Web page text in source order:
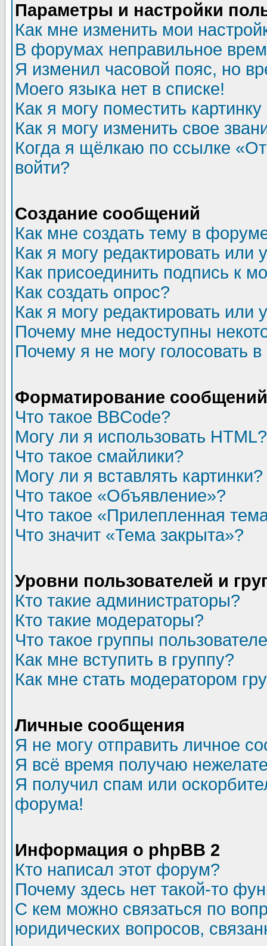
Параметры и настройки
Как мне изменить мои
В форумах неправильное
Я изменил часовой пояс, но
Моего языка нет в списке!
Как я могу поместить
Как я могу изменить свое
Когда я щёлкаю по ссылке
войти?
Создание сообщений
Как мне создать тему в
Как я могу редактировать или
Как присоединить подпись к
Как создать опрос?
Как я могу редактировать или
Почему мне недоступны
Почему я не могу голосовать
Форматирование
Что такое BBCode?
Могу ли я использовать HTML?
Что такое смайлики?
Могу ли я вставлять картинки?
Что такое «Объявление»?
Что такое «Прилепленная
Что значит «Тема закрыта»?
Уровни пользователей и
Кто такие администраторы?
Кто такие модераторы?
Что такое группы
Как мне вступить в группу?
Как мне стать модератором
Личные сообщения
Я не могу отправить личное
Я всё время получаю
Я получил спам или
форума!
Информация о phpBB 2
Кто написал этот форум?
Почему здесь нет такой-то
С кем можно связаться по
юридических вопросов,